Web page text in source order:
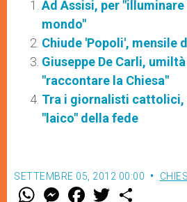
Ad Assisi, per
mondo"
Chiude 'Popoli', mensile
Giuseppe De Carli,
"raccontare la Chiesa"
Tra i giornalisti cattolici,
"laico" della fede
SETTEMBRE 05, 2012 00:00
W M F